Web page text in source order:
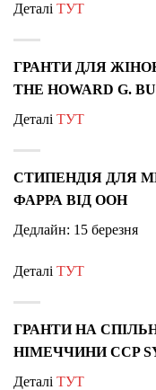
Деталі ТУТ
ГРАНТИ ДЛЯ
THE HOWARD G.
Деталі ТУТ
СТИПЕНДІЯ ДЛЯ
ФАРРА ВІД ООН
Дедлайн: 15 березня
Деталі ТУТ
ГРАНТИ НА
НІМЕЧЧИНИ CCP
Деталі ТУТ